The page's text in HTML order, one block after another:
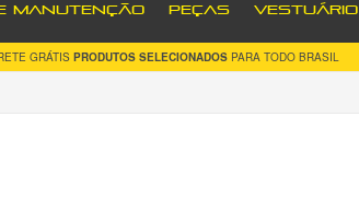
MANUTENÇÃO PEÇAS VESTUÁRIO
GRÁTIS PRODUTOS SELECIONADOSPARA TODO BRASIL